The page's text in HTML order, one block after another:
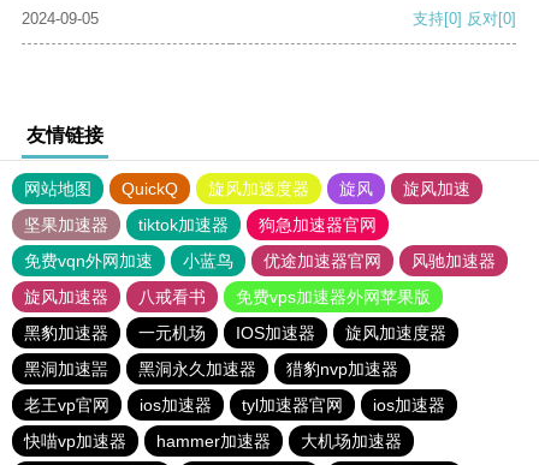
2024-09-05
支持[0] 反对[0]
友情链接
网站地图 QuickQ 旋风加速度器 旋风
旋风加速
坚果加速器
tiktok加速器
狗急加速器官网
免费vqn外网加速
小蓝鸟 优途加速器官网
风驰加速器
旋风加速器
八戒看书
免费vps加速器外网苹果版
黑豹加速器
一元机场 IOS加速器
旋风加速度器
黑洞加速噐
黑洞永久加速器
猎豹nvp加速器
老王vp官网
ios加速器 tyl加速器官网
ios加速器
快喵vp加速器
hammer加速器 大机场加速器